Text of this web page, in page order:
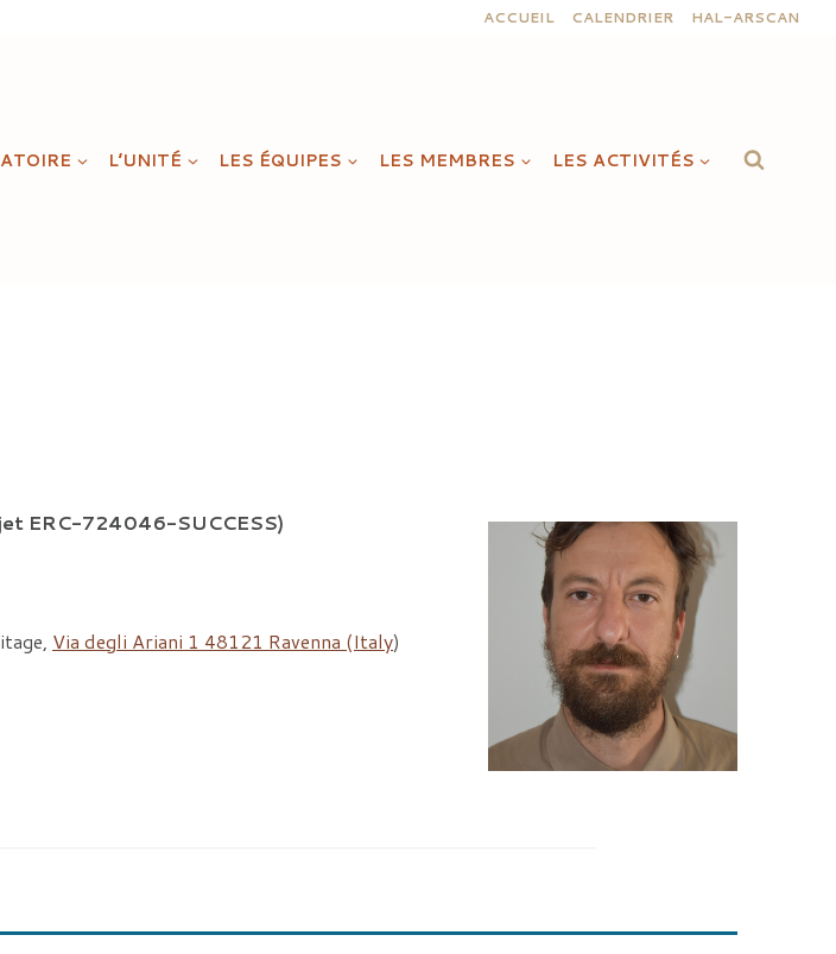
ACCUEIL CALENDRIER HAL-ARSCAN
L’UNITÉ LES ÉQUIPES LES MEMBRES LES ACTIVITÉS
ERC-724046-SUCCESS)
Via degli Ariani 1 48121 Ravenna (Italy)